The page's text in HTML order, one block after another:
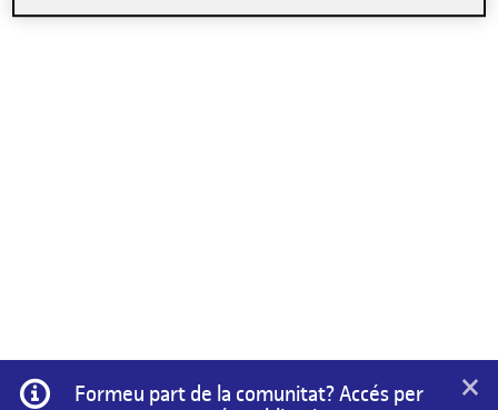
Informació
Formeu part de la comunitat? Accés per
×